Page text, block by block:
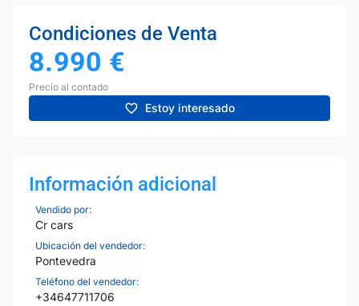
Condiciones de Venta
8.990 €
Precio al contado
Estoy interesado
Información adicional
Vendido por:
Cr cars
Ubicación del vendedor:
Pontevedra
Teléfono del vendedor:
+34647711706